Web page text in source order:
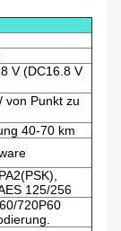
V (DC16.8 V
von Punkt zu
40-70 km
125/256
720P60